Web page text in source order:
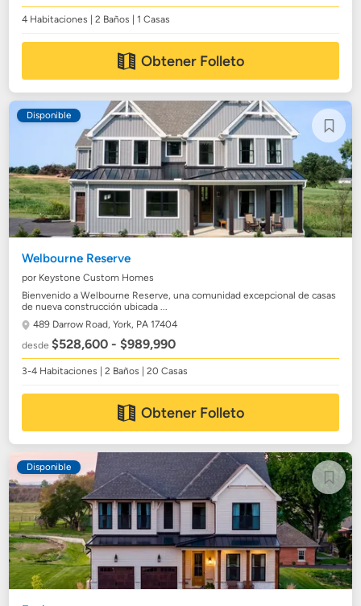
4 Habitaciones | 2 Baños | 1 Casas
Obtener Folleto
Disponible
Welbourne Reserve
por Keystone Custom Homes
Bienvenido a Welbourne Reserve, una comunidad excepcional de casas
de nueva construcción ubicada ...
489 Darrow Road,York, PA 17404
desde$528,600 - $989,990
3-4 Habitaciones | 2 Baños | 20 Casas
Obtener Folleto
Disponible